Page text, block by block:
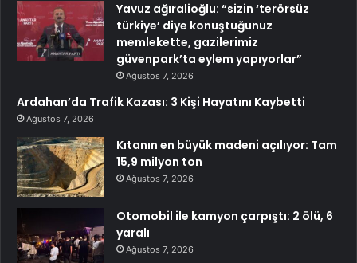
Yavuz ağıralioğlu: “sizin ‘terörsüz
türkiye’ diye konuştuğunuz
memlekette, gazilerimiz
güvenpark’ta eylem yapıyorlar”
Ağustos 7, 2026
Ardahan’da Trafik Kazası: 3 Kişi Hayatını Kaybetti
Ağustos 7, 2026
Kıtanın en büyük madeni açılıyor: Tam
15,9 milyon ton
Ağustos 7, 2026
Otomobil ile kamyon çarpıştı: 2 ölü, 6
yaralı
Ağustos 7, 2026